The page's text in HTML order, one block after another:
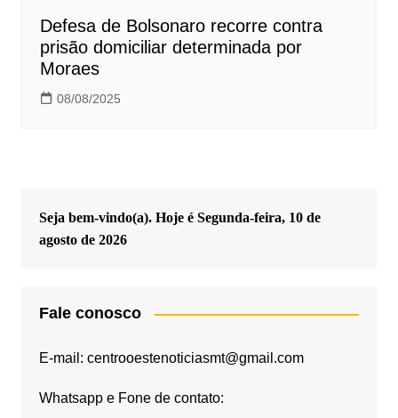
Defesa de Bolsonaro recorre contra
prisão domiciliar determinada por
Moraes
08/08/2025
Seja bem-vindo(a). Hoje é Segunda-feira, 10 de
agosto de 2026
Fale conosco
E-mail: centrooestenoticiasmt@gmail.com
Whatsapp e Fone de contato: